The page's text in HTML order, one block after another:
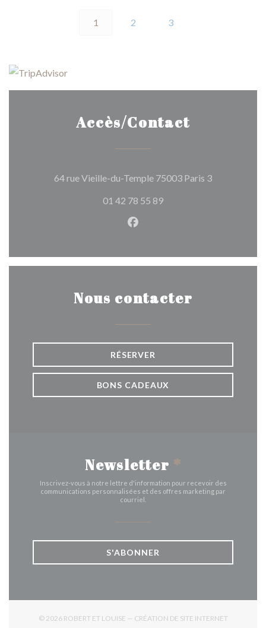
1 2 3
Accès/Contact
64 rue Vieille-du-Temple 75003 Paris 3((ouvre une
01 42 78 55 89
Facebook ((ouvre une
Nous contacter
RÉSERVER
BONS CADEAUX
Newsletter *
Inscrivez-vous à notre lettre d'information pour recevoir des
communications personnalisées et des offres marketing par
courriel.
S'ABONNER
© 2026 ROBERT ET LOUISE — CRÉATION DE SITE INTERNET